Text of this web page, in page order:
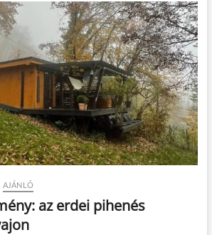
AJÁNLÓ
az erdei pihenés